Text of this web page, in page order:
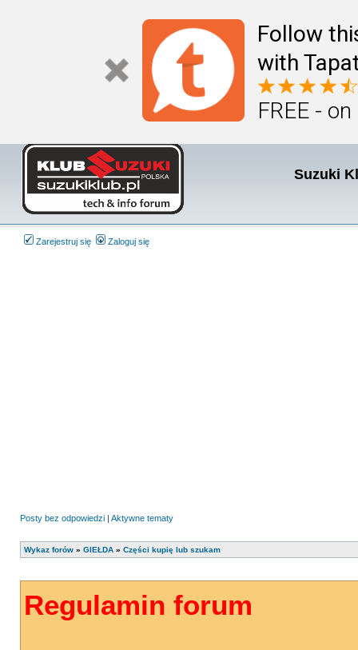
Follow
with
FREE -
Suzuki
Zarejestruj się Zaloguj się
Posty bez odpowiedzi | Aktywne tematy
Wykaz forów » GIEŁDA » Części kupię lub szukam
Regulamin forum